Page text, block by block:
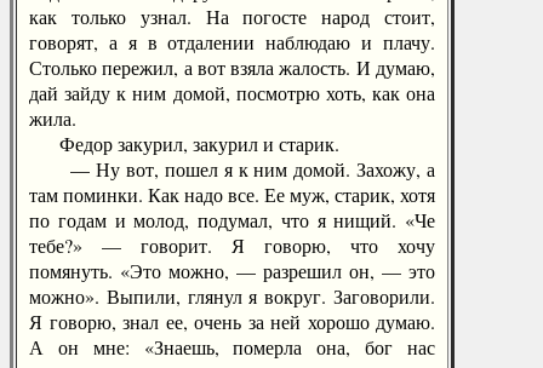
как только узнал. На погосте народ стоит,
говорят, а я в отдалении наблюдаю и плачу.
Столько пережил, а вот взяла жалость. И думаю,
дай зайду к ним домой, посмотрю хоть, как она
жила.
Федор закурил, закурил и старик.
— Ну вот, пошел я к ним домой. Захожу, а
там поминки. Как надо все. Ее муж, старик, хотя
по годам и молод, подумал, что я нищий. «Че
тебе?» — говорит. Я говорю, что хочу
помянуть. «Это можно, — разрешил он, — это
можно». Выпили, глянул я вокруг. Заговорили.
Я говорю, знал ее, очень за ней хорошо думаю.
А он мне: «Знаешь, померла она, бог нас